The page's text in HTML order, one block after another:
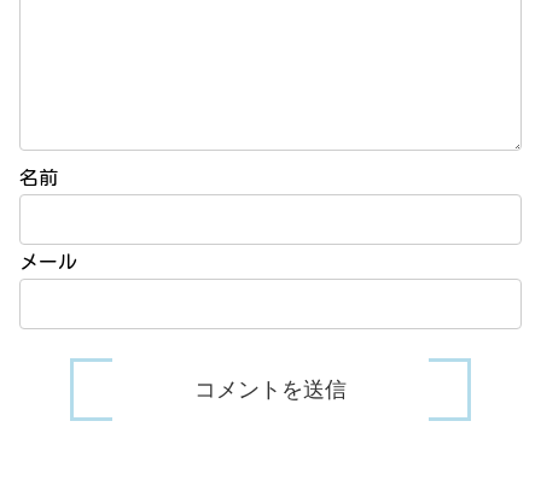
名前
メール